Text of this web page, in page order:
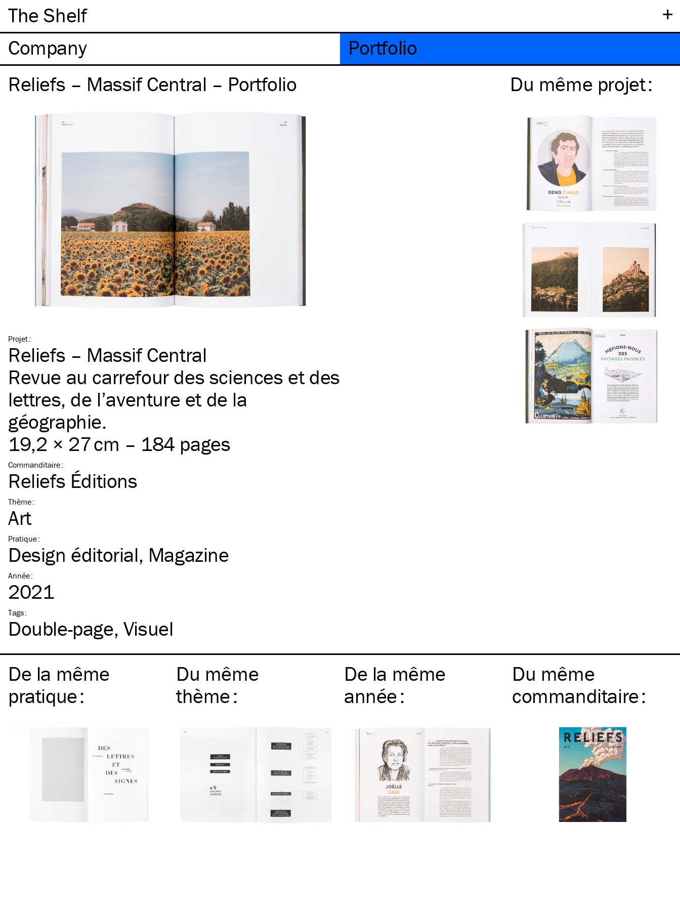
+
The Shelf
Company
Portfolio
Reliefs – Massif Central – Portfolio
Projet:
Reliefs – Massif Central
Revue au carrefour des sciences et des
lettres, de l’aventure et de la
géographie.
19,2 × 27 cm – 184 pages
Commanditaire:
Reliefs Éditions
Thème:
Art
Pratique:
Design éditorial Magazine
Année:
2021
Tags:
Double-page Visuel
Du même projet:
De la même
pratique:
Du même
thème:
De la même
année:
Du même
commanditaire: